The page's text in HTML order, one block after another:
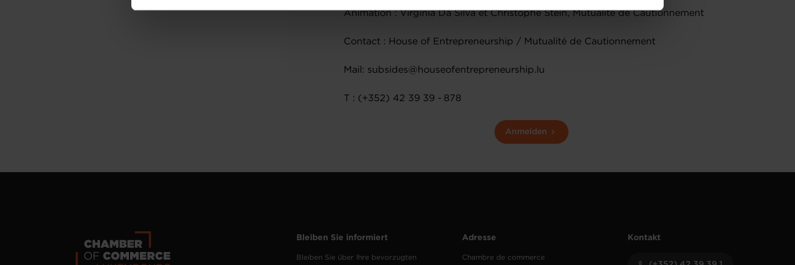
Charte d’usage des cookies et notrePolitique de protection des données
Animation : Virginia Da Silva et Christophe Stein, Mutualité de Cautionnement
Contact : House of Entrepreneurship / Mutualité de Cautionnement
Mail: subsides@houseofentrepreneurship.lu
T : (+352) 42 39 39 - 878
Anmelden
Bleiben Sie informiert
Bleiben Sie über Ihre bevorzugten
Adresse
Chambre de commerce
Kontakt